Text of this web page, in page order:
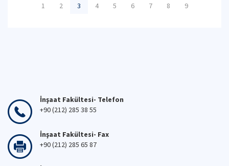
1 2 3 4 5 6 7 8 9
İnşaat Fakültesi- Telefon
+90 (212) 285 38 55
İnşaat Fakültesi- Fax
+90 (212) 285 65 87